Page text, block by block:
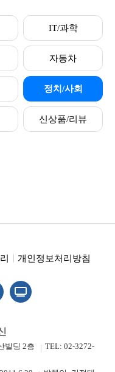
IT/과학
자동차
정치/사회
신상품/리뷰
개인정보처리방침
빌딩 2층
TEL: 02-3272-